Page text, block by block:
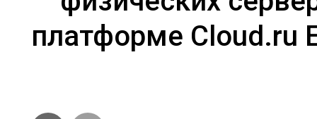
платформе Cloud.ru